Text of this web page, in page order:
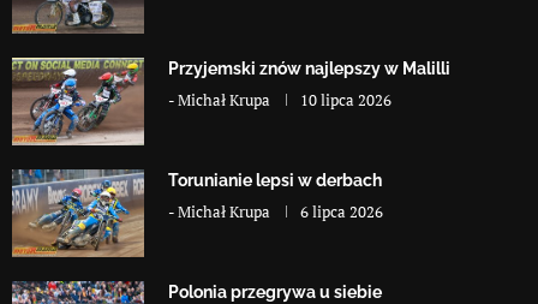
Przyjemski znów najlepszy w Malilli
-Michał Krupa 10 lipca 2026
Torunianie lepsi w derbach
-Michał Krupa 6 lipca 2026
Polonia przegrywa u siebie